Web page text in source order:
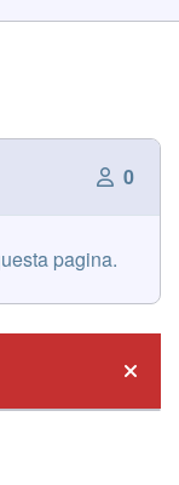
0
pagina.
Hide